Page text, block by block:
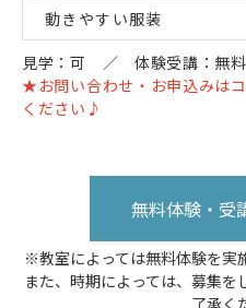
動きやすい服装
見学：可 ／ 体験受講：無
★お問い合わせ・お申込みは
ください♪
無料体験・受
※教室によっては無料体験を実
また、時期によっては、募集